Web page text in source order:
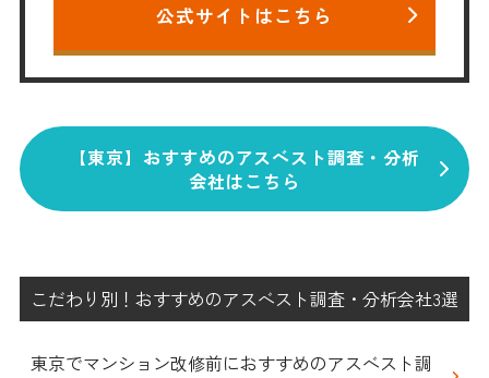
公式サイトはこちら
【東京】おすすめのアスベスト調査・分析
会社はこちら
こだわり別！おすすめのアスベスト調査・分析会社3選
東京でマンション改修前におすすめのアスベスト調